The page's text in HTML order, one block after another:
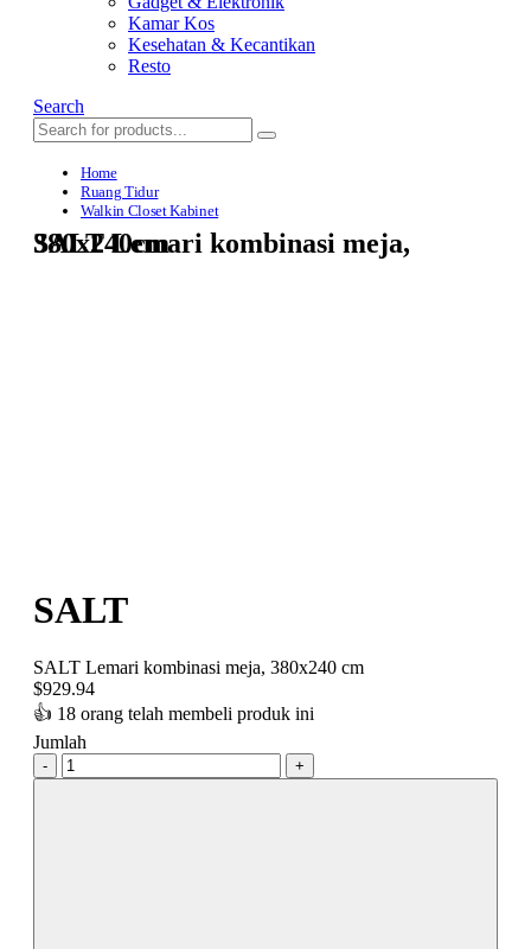
Kamar Kos
Kesehatan & Kecantikan
Resto
Search
Home
Ruang Tidur
Walkin Closet Kabinet
SALT Lemari kombinasi meja, 380x240cm
SALT
SALT Lemari kombinasi meja, 380x240 cm
$929.94
👍 18 orang telah membeli produk ini
Jumlah
- +